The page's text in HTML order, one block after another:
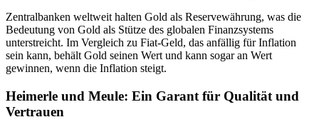
Zentralbanken weltweit halten Gold als Reservewährung, was die
Bedeutung von Gold als Stütze des globalen Finanzsystems
unterstreicht. Im Vergleich zu Fiat-Geld, das anfällig für Inflation
sein kann, behält Gold seinen Wert und kann sogar an Wert
gewinnen, wenn die Inflation steigt.
Heimerle und Meule: Ein Garant für Qualität und
Vertrauen